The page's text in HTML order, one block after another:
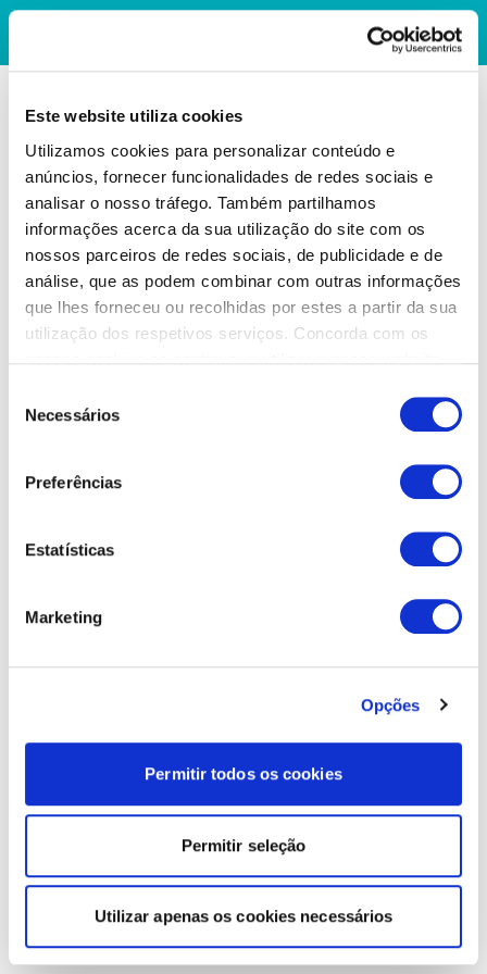
Este website utiliza cookies
Utilizamos cookies para personalizar conteúdo e
anúncios, fornecer funcionalidades de redes sociais e
analisar o nosso tráfego. Também partilhamos
informações acerca da sua utilização do site com os
nossos parceiros de redes sociais, de publicidade e de
análise, que as podem combinar com outras informações
que lhes forneceu ou recolhidas por estes a partir da sua
utilização dos respetivos serviços. Concorda com os
Necessários
Preferências
Estatísticas
Marketing
Opções
Permitir todos os cookies
Permitir seleção
Utilizar apenas os cookies necessários